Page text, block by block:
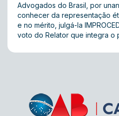
Advogados do Brasil, por
conhecer da representação
e no mérito, julgá-la
voto do Relator que integra o